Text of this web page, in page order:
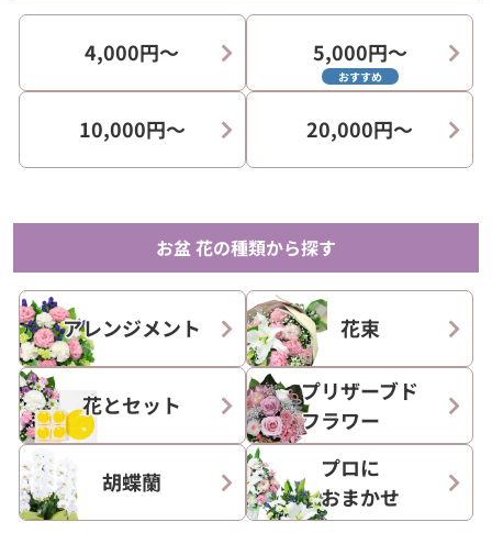
4,000円〜 5,000円〜
おすすめ
10,000円〜 20,000円〜
お盆 花の種類から探す
アレンジメント 花束
花とセット
プリザーブド
フラワー
胡蝶蘭
プロに
おまかせ